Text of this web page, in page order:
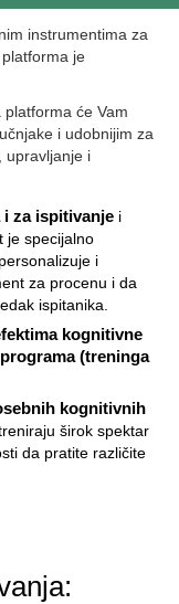
instrumentima za
je
će Vam
i udobnijim za
upravljanje i
i za ispitivanje i
je specijalno
i
za procenu i da
ispitanika.
kognitivne
(treninga
kognitivnih
širok spektar
da pratite različite